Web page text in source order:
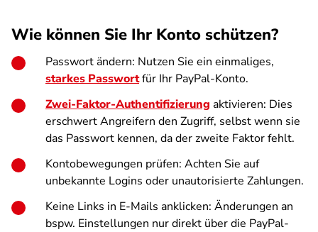
Wie können Sie Ihr Konto schützen?
Passwort ändern: Nutzen Sie ein einmaliges,
starkes Passwortfür Ihr PayPal-Konto.
Zwei-Faktor-Authentifizierung aktivieren: Dies
erschwert Angreifern den Zugriff, selbst wenn sie
das Passwort kennen, da der zweite Faktor fehlt.
Kontobewegungen prüfen: Achten Sie auf
unbekannte Logins oder unautorisierte Zahlungen.
Keine Links in E-Mails anklicken: Änderungen an
bspw. Einstellungen nur direkt über die PayPal-